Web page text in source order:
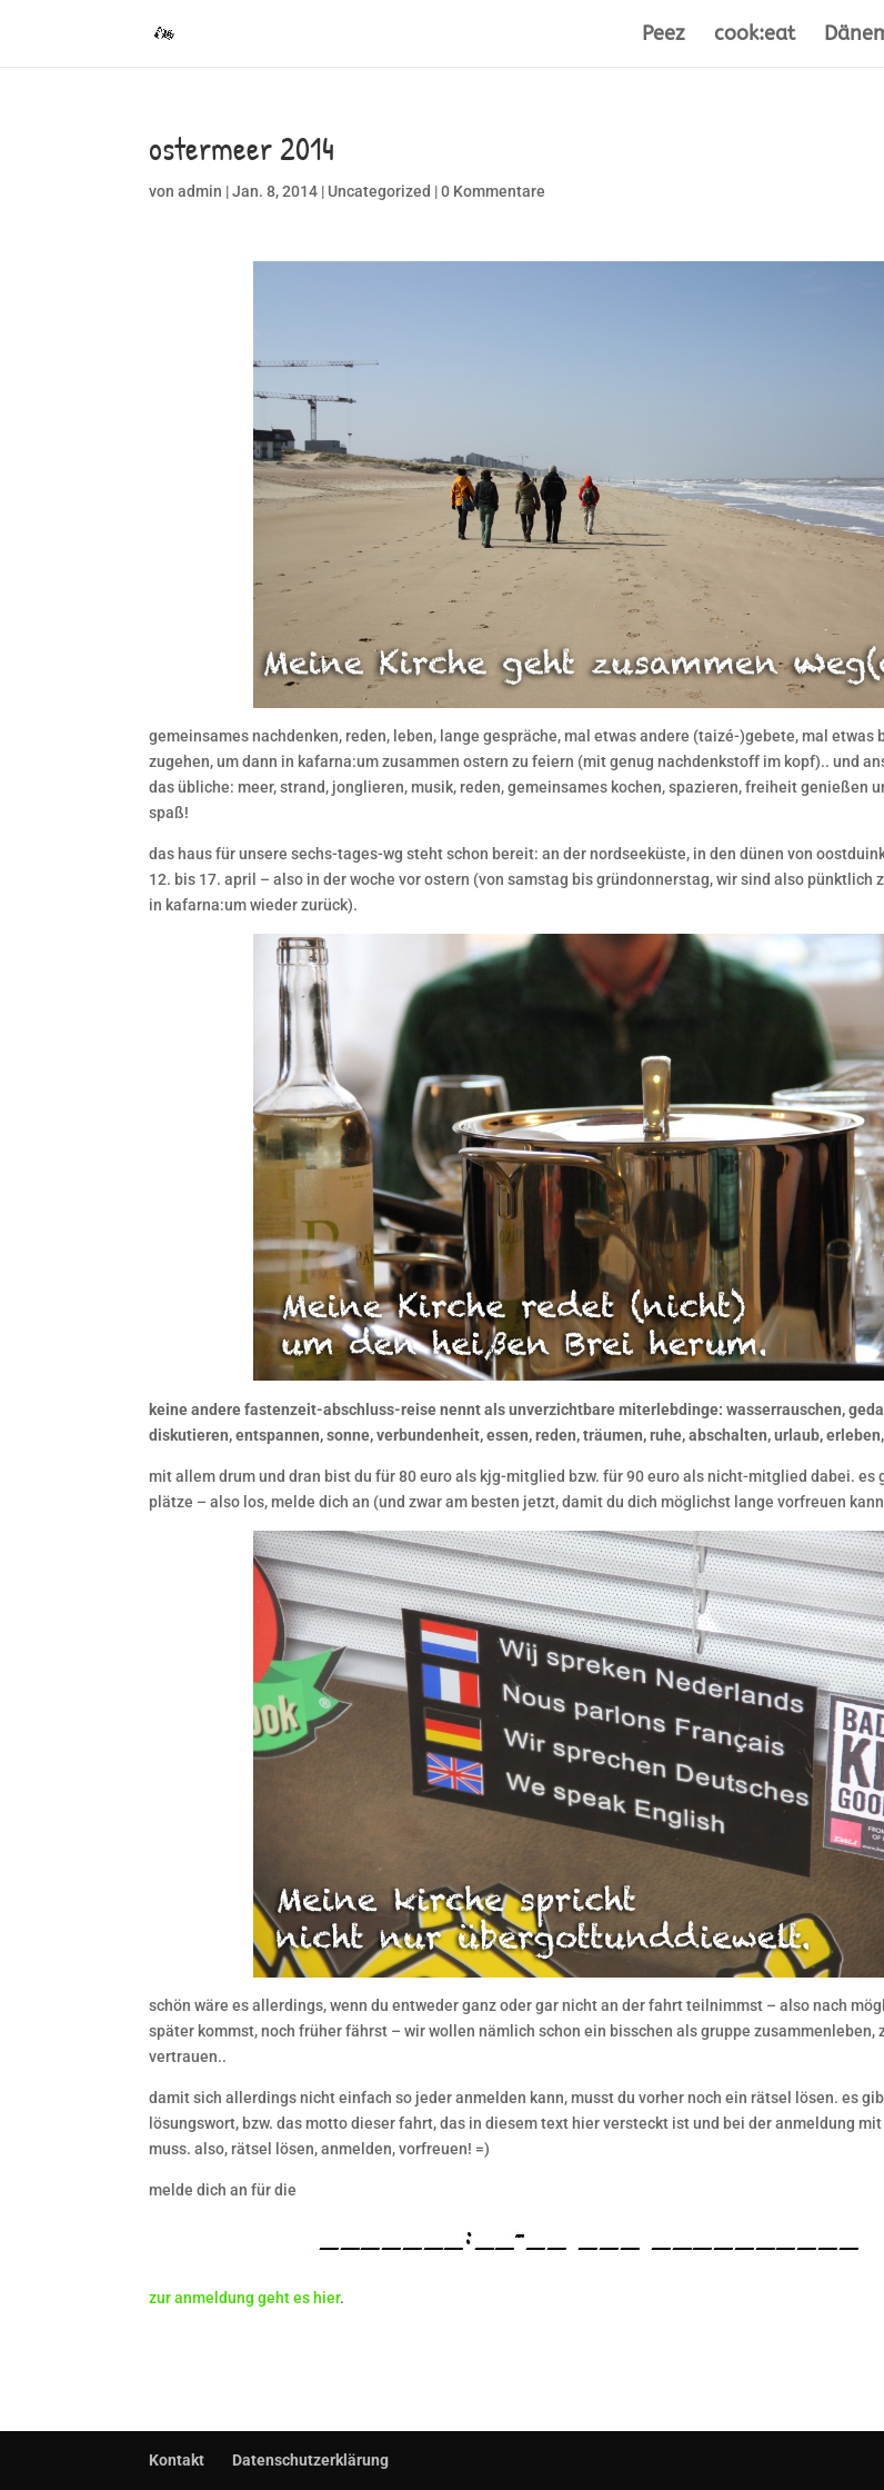
Peez cook:eat
ostermeer 2014
vonadmin |Jan. 8, 2014 | Uncategorized |0 Kommentare
gemeinsames nachdenken, reden, leben, lange gespräche, mal etwas andere (taizé-)gebete, mal etwas
zugehen, um dann in kafarna:um zusammen ostern zu feiern (mit genug nachdenkstoff im kopf).. und
das übliche: meer, strand, jonglieren, musik, reden, gemeinsames kochen, spazieren, freiheit genießen
spaß!
das haus für unsere sechs-tages-wg steht schon bereit: an der nordseeküste, in den dünen von
12. bis 17. april – also in der woche vor ostern (von samstag bis gründonnerstag, wir sind also pünktlich
in kafarna:um wieder zurück).
keine andere fastenzeit-abschluss-reise nennt als unverzichtbare miterlebdinge: wasserrauschen,
diskutieren, entspannen, sonne, verbundenheit, essen, reden, träumen, ruhe, abschalten, urlaub,
mit allem drum und dran bist du für 80 euro als kjg-mitglied bzw. für 90 euro als nicht-mitglied dabei. es
plätze – also los, melde dich an (und zwar am besten jetzt, damit du dich möglichst lange vorfreuen
schön wäre es allerdings, wenn du entweder ganz oder gar nicht an der fahrt teilnimmst – also nach
später kommst, noch früher fährst – wir wollen nämlich schon ein bisschen als gruppe zusammenleben,
vertrauen..
damit sich allerdings nicht einfach so jeder anmelden kann, musst du vorher noch ein rätsel lösen. es
lösungswort, bzw. das motto dieser fahrt, das in diesem text hier versteckt ist und bei der anmeldung
muss. also, rätsel lösen, anmelden, vorfreuen! =)
melde dich an für die
zur anmeldung geht es hier.
Kontakt Datenschutzerklärung